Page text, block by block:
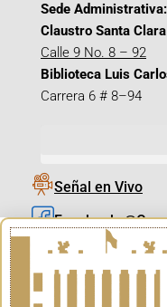
Sede Administrativa:
Claustro Santa
Calle 9 No. 8 – 92
Biblioteca Luis
Carrera 6 # 8–94
Señal en Vivo